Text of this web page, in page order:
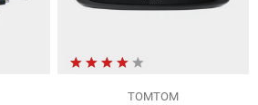
TOMTOM